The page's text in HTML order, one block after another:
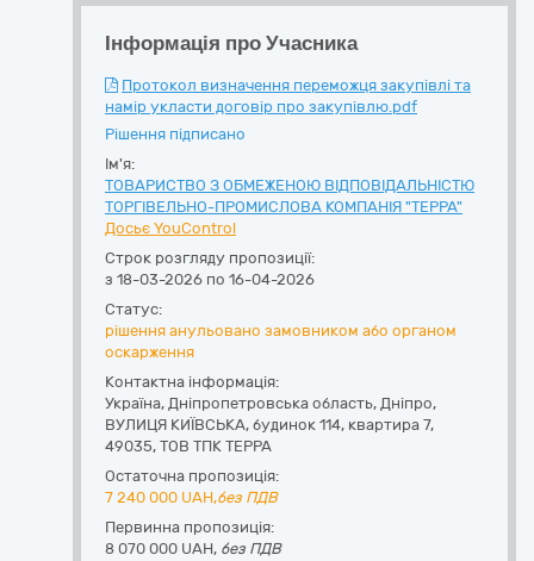
Інформація про Учасника
Протокол визначення переможця закупівлі та
намір укласти договір про закупівлю.pdf
Рішення підписано
Ім'я:
ТОВАРИСТВО З ОБМЕЖЕНОЮ ВІДПОВІДАЛЬНІСТЮ
ТОРГІВЕЛЬНО-ПРОМИСЛОВА КОМПАНІЯ "ТЕРРА"
Досьє YouControl
Строк розгляду пропозиції:
з 18-03-2026 по 16-04-2026
Статус:
рішення анульовано замовником або органом
оскарження
Контактна інформація:
Україна, Дніпропетровська область, Дніпро,
ВУЛИЦЯ КИЇВСЬКА, будинок 114, квартира 7,
49035, ТОВ ТПК ТЕРРА
Остаточна пропозиція:
7 240 000 UAH,без ПДВ
Первинна пропозиція:
8 070 000 UAH, без ПДВ